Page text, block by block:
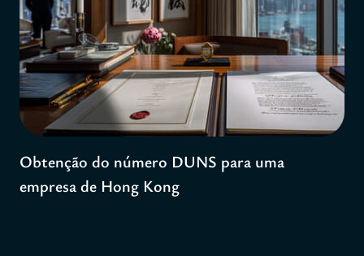
Obtenção do número DUNS para uma
empresa de Hong Kong